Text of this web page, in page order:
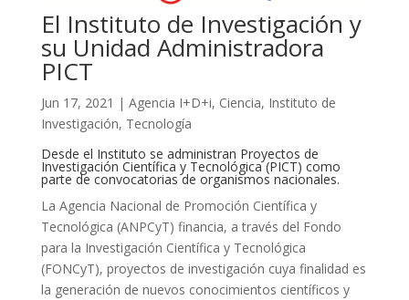
El Instituto de Investigación y
su Unidad Administradora
PICT
Jun 17, 2021 | Agencia I+D+i, Ciencia, Instituto de
Investigación, Tecnología
Desde el Instituto se administran Proyectos de
Investigación Científica y Tecnológica (PICT) como
parte de convocatorias de organismos nacionales.
La Agencia Nacional de Promoción Científica y
Tecnológica (ANPCyT) financia, a través del Fondo
para la Investigación Científica y Tecnológica
(FONCyT), proyectos de investigación cuya finalidad es
la generación de nuevos conocimientos científicos y